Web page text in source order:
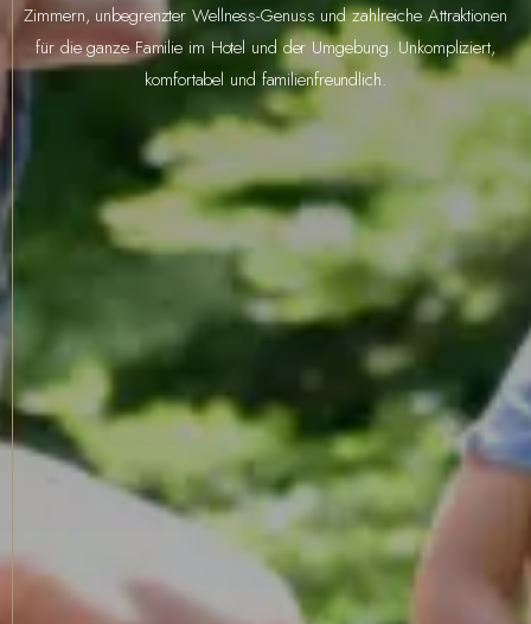
Zimmern, unbegrenzter Wellness-Genuss und zahlreiche Attraktionen
für die ganze Familie im Hotel und der Umgebung. Unkompliziert,
komfortabel und familienfreundlich.